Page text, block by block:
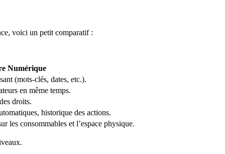
voici un petit comparatif :
Numérique
(mots-clés, dates, etc.).
en même temps.
droits.
historique des actions.
les consommables et l’espace physique.